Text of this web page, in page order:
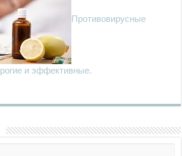
Противовирусные
и эффективные.